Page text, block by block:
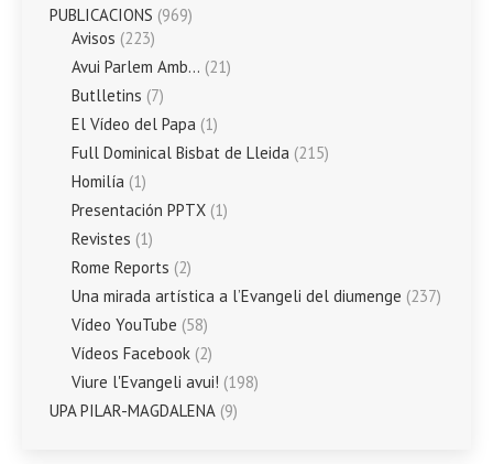
PUBLICACIONS (969)
Avisos (223)
Avui Parlem Amb… (21)
Butlletins (7)
El Vídeo del Papa (1)
Full Dominical Bisbat de Lleida (215)
Homilía (1)
Presentación PPTX (1)
Revistes (1)
Rome Reports (2)
Una mirada artística a l’Evangeli del diumenge (237)
Vídeo YouTube (58)
Vídeos Facebook (2)
Viure l'Evangeli avui! (198)
UPA PILAR-MAGDALENA (9)